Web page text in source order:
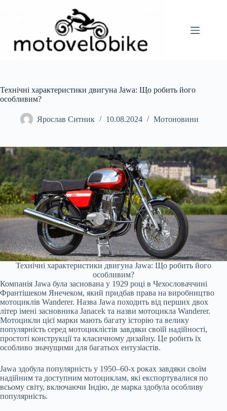
Технічні характеристики двигуна Jawa: Що робить його
особливим?
Ярослав Ситник 10.08.2024 Мотоновини
Технічні характеристики двигуна Jawa: Що робить його
особливим?
Компанія Jawa була заснована у 1929 році в Чехословаччині
Франтішеком Янечеком, який придбав права на виробництво
мотоциклів Wanderer. Назва Jawa походить від перших двох
літер імені засновника Janacek та назви мотоцикла Wanderer.
Мотоцикли цієї марки мають багату історію та велику
популярність серед мотоциклістів завдяки своїй надійності,
простоті конструкції та класичному дизайну. Це робить їх
особливо значущими для багатьох ентузіастів.
Jawa здобула популярність у 1950–60-х роках завдяки своїм
надійним та доступним мотоциклам, які експортувалися по
всьому світу, включаючи Індію, де марка здобула особливу
популярність.